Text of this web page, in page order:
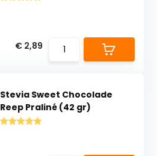
€ 2,89
Stevia Sweet Chocolade
Reep Praliné (42 gr)